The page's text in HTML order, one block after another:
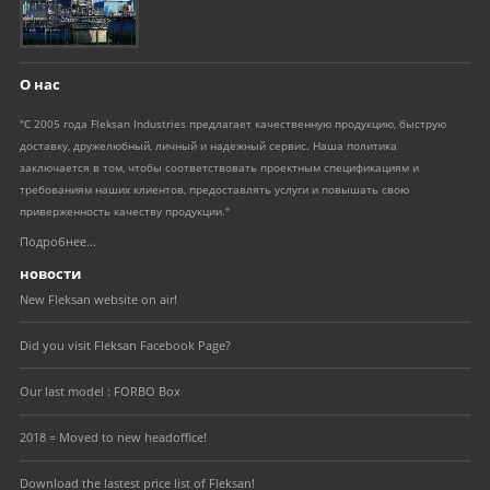
О нас
"С 2005 года Fleksan Industries предлагает качественную продукцию, быструю
доставку, дружелюбный, личный и надежный сервис. Наша политика
заключается в том, чтобы соответствовать проектным спецификациям и
требованиям наших клиентов, предоставлять услуги и повышать свою
приверженность качеству продукции."
Подробнее...
новости
New Fleksan website on air!
Did you visit Fleksan Facebook Page?
Our last model : FORBO Box
2018 = Moved to new headoffice!
Download the lastest price list of Fleksan!